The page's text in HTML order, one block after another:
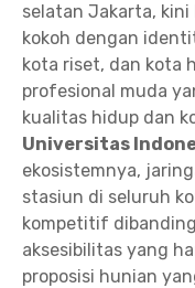
selatan Jakarta, kini
kokoh dengan
kota riset, dan kota
profesional muda
kualitas hidup dan
Universitas
ekosistemnya,
stasiun di seluruh
kompetitif
aksesibilitas yang
proposisi hunian